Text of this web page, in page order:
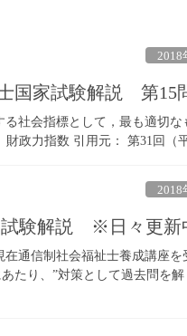
2018
士国家試験解説 第
る社会指標として，最も適
力指数 引用元： 第31回（
2018
試験解説 ※日々更新
通信制社会福祉士養成講座
たり、”対策として過去問を